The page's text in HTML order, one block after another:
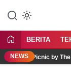
konten
BERITA
NEWS
Picnic by The Pool